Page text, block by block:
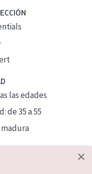
las edades
de 35 a 55
×